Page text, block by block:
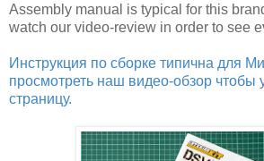
Assembly manual is typical for this
watch our video-review in order to see
Инструкция по сборке типична для
просмотреть наш видео-обзор чтобы
страницу.